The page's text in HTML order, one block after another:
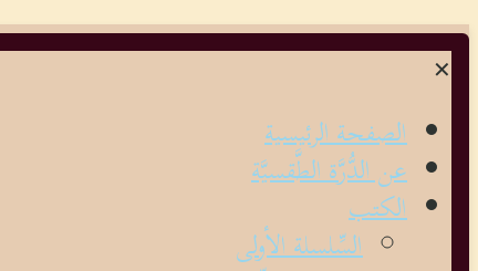
✕
الصفحة الرئيسية
عن الدُّرَّة الطَّقسيَّة
الكتب
السِّلسلة الأولى